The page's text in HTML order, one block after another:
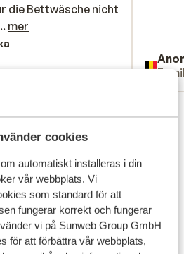
cookies
automatiskt installeras i din
vår webbplats. Vi
som standard för att
fungerar korrekt och fungerar
vi på Sunweb Group GmbH
för att förbättra vår webbplats,
die Bettwäsche nicht
Spülmittel über
und
mitbringen.
die Bettwäsche nicht
mer
Visa på karta